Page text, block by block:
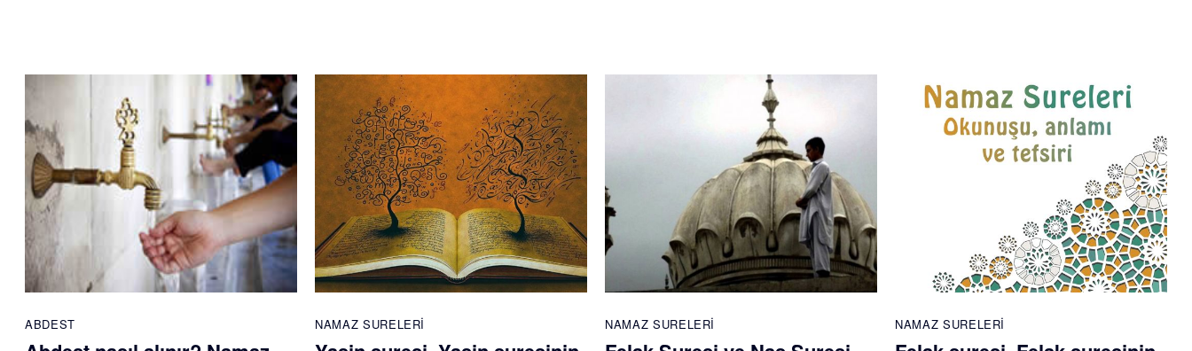
ABDEST NAMAZ SURELERI NAMAZ SURELERI NAMAZ SURELERI